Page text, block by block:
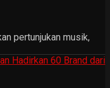
pertunjukan musik,